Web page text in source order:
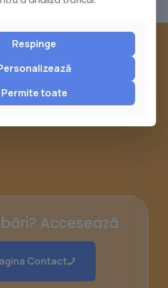
20 aprilie 2026
Accesează
Contact
Respinge
Permite toate